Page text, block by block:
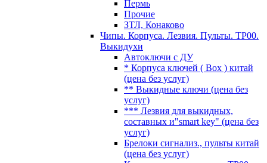
Пермь
Прочие
ЗТЛ, Конаково
Чипы. Корпуса. Лезвия. Пульты. TP00.
Выкидухи
Автоключи с ДУ
* Корпуса ключей ( Box ) китай
(цена без услуг)
** Выкидные ключи (цена без
услуг)
*** Лезвия для выкидных,
составных и"smart key" (цена без
услуг)
Брелоки сигнализ., пульты китай
(цена без услуг)